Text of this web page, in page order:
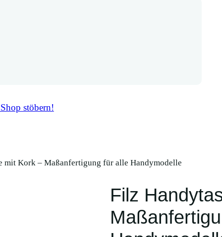
stöbern!
mit Kork – Maßanfertigung für alle Handymodelle
Filz